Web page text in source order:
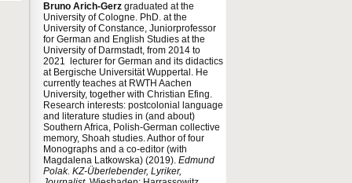
Bruno Arich-Gerz graduated at the
University of Cologne. PhD. at the
University of Constance, Juniorprofessor
for German and English Studies at the
University of Darmstadt, from 2014 to
2021 lecturer for German and its didactics
at Bergische Universität Wuppertal. He
currently teaches at RWTH Aachen
University, together with Christian Efing.
Research interests: postcolonial language
and literature studies in (and about)
Southern Africa, Polish-German collective
memory, Shoah studies. Author of four
Monographs and a co-editor (with
Magdalena Latkowska) (2019). Edmund
Polak. KZ-Überlebender, Lyriker,